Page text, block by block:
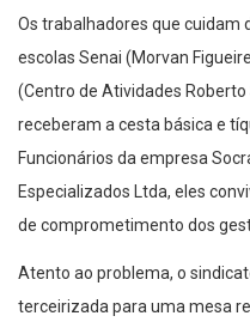
Os trabalhadores que cuidam
escolas Senai (Morvan
(Centro de Atividades
receberam a cesta básica e
Funcionários da empresa
Especializados Ltda, eles
de comprometimento dos
Atento ao problema, o
terceirizada para uma mesa